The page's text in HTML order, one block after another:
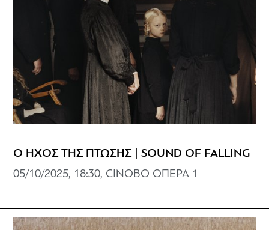
Ο ΗΧΟΣ ΤΗΣ ΠΤΩΣΗΣ | SOUND OF FALLING
05/10/2025, 18:30, CINOBO ΟΠΕΡΑ 1